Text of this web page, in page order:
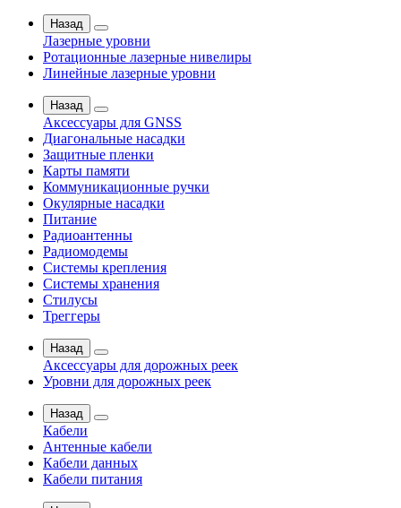
Назад
Лазерные уровни
Ротационные лазерные нивелиры
Линейные лазерные уровни
Назад
Аксессуары для GNSS
Диагональные насадки
Защитные пленки
Карты памяти
Коммуникационные ручки
Окулярные насадки
Питание
Радиоантенны
Радиомодемы
Системы крепления
Системы хранения
Стилусы
Треггеры
Назад
Аксессуары для дорожных реек
Уровни для дорожных реек
Назад
Кабели
Антенные кабели
Кабели данных
Кабели питания